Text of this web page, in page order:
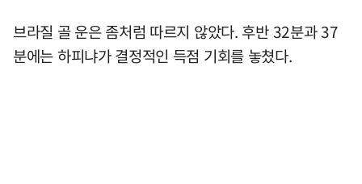
브라질 골 운은 좀처럼 따르지 않았다. 후반 32분과 37
분에는 하피냐가 결정적인 득점 기회를 놓쳤다.